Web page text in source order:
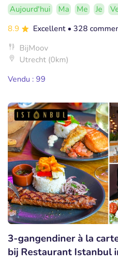
Aujourd'hui Ma Me Je
8.9
Excellent • 328
BijMoov
Utrecht (0km)
Vendu : 99
3-gangendiner à la
bij Restaurant Istanbul